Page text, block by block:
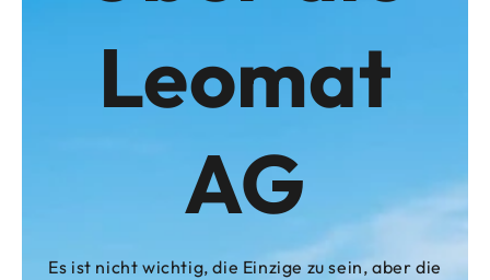
Leomat
AG
Es ist nicht wichtig, die Einzige zu sein, aber die